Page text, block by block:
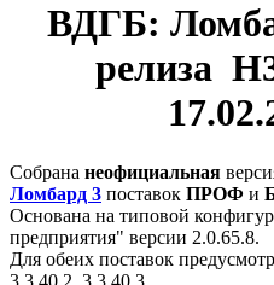
ВДГБ:
релиза
Собрана неофициальная
Ломбард 3 поставок ПРОФ и
Основана на типовой
предприятия" версии 2.0.65.8.
Для обеих поставок
3.3.40.2, 3.3.40.3.